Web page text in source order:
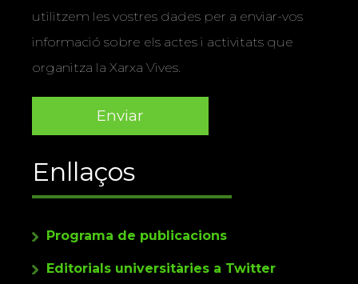
utilitzem les vostres dades per a enviar-vos
informació sobre els actes i activitats que
organitza la Xarxa Vives.
Enllaços
Programa de publicacions
Editorials universitàries a Twitter